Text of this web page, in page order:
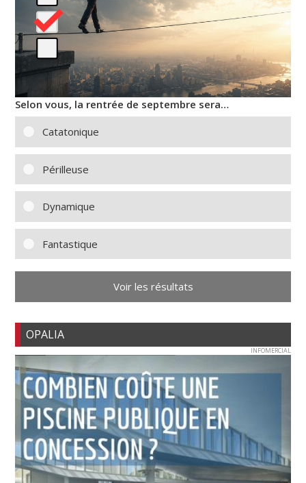
Selon vous, la rentrée de septembre sera…
Catatonique
Périlleuse
Dynamique
Fantastique
Voir les résultats
OPALIA
INFOMERCIAL